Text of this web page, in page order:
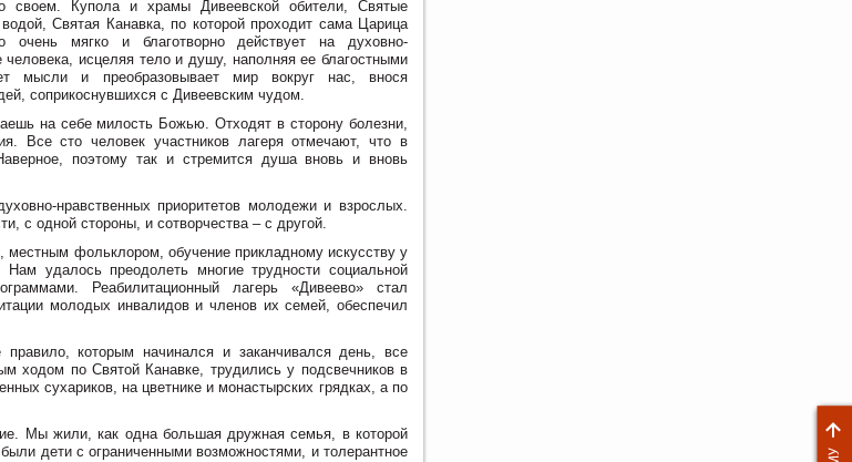
своем. Купола и храмы Дивеевской обители, Святые
Святая Канавка, по которой проходит сама Царица
очень мягко и благотворно действует на духовно-
человека, исцеляя тело и душу, наполняя ее благостными
мысли и преобразовывает мир вокруг нас, внося
соприкоснувшихся с Дивеевским чудом.
на себе милость Божью. Отходят в сторону болезни,
Все сто человек участников лагеря отмечают, что в
поэтому так и стремится душа вновь и вновь
нравственных приоритетов молодежи и взрослых.
с одной стороны, и сотворчества – с другой.
фольклором, обучение прикладному искусству у
удалось преодолеть многие трудности социальной
Реабилитационный лагерь «Дивеево» стал
молодых инвалидов и членов их семей, обеспечил
которым начинался и заканчивался день, все
ходом по Святой Канавке, трудились у подсвечников в
сухариков, на цветнике и монастырских грядках, а по
Мы жили, как одна большая дружная семья, в которой
дети с ограниченными возможностями, и толерантное